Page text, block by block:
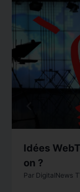
Idées
on ?
Par DigitalNews